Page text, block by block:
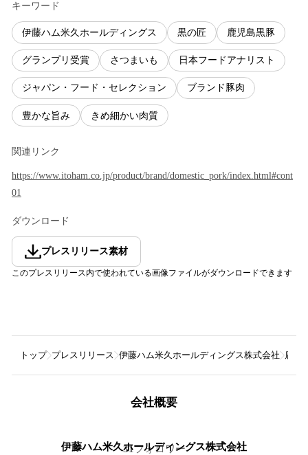
キーワード
伊藤ハム米久ホールディングス 黒の匠 鹿児島黒豚
グランプリ受賞 さつまいも 日本フードアナリスト
ジャパン・フード・セレクション ブランド豚肉
豊かな旨み きめ細かい肉質
関連リンク
https://www.itoham.co.jp/product/brand/domestic_pork/index.html#cont
01
ダウンロード
プレスリリース素材
このプレスリリース内で使われている画像ファイルがダウンロードできます
トップ プレスリリース 伊藤ハム米久ホールディングス株式会社 鹿児
会社概要
伊藤ハム米久ホールディングス株式会社
31フォロワー